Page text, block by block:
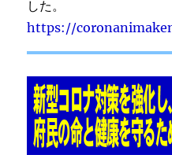
した。
https://